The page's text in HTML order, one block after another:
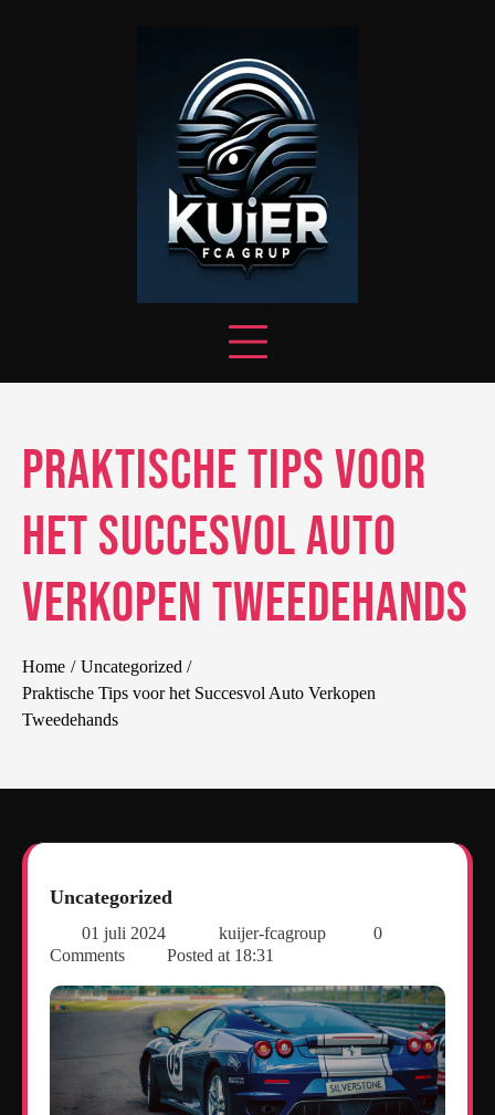
Praktische Tips voor
het Succesvol Auto
Verkopen Tweedehands
Home
Uncategorized
Praktische Tips voor het Succesvol Auto Verkopen
Tweedehands
Uncategorized
01 juli 2024 kuijer-fcagroup
0
Comments
Posted at 18:31